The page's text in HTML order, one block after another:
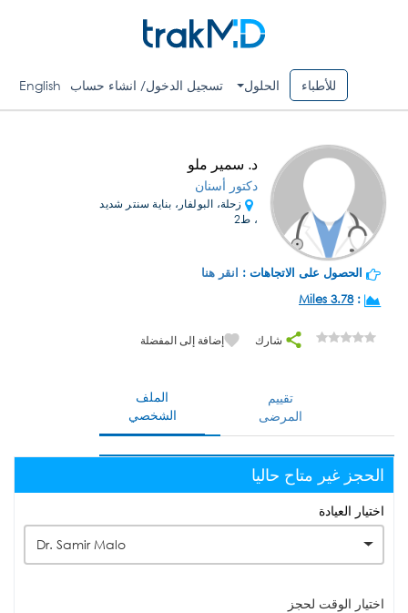
للأطباء الحلول تسجيل الدخول/ انشاء حساب English
د. سمير ملو
دكتور أسنان
زحلة، البولفار، بناية سنتر شديد
، ط2
الحصول على الاتجاهات : انقر هنا
:
3.78 Miles
شارك إضافة إلى المفضلة
الملف
الشخصي
تقييم
المرضى
الحجز غير متاح حاليا
اختيار العيادة
Dr. Samir Malo
اختيار الوقت لحجز